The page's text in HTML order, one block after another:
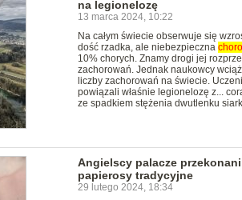
na legionelozę
13 marca 2024, 10:22
Na całym świecie obserwuje się
dość rzadka, ale niebezpieczna
10% chorych. Znamy drogi jej
zachorowań. Jednak naukowcy
liczby zachorowań na świecie.
powiązali właśnie legionelozę z...
ze spadkiem stężenia dwutlenku
Angielscy palacze
papierosy tradycyjne
29 lutego 2024, 18:34